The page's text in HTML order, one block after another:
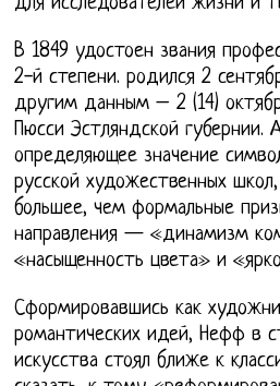
В 1849 удостоен звания
2-й степени. родился 2
другим данным – 2 (14)
Пюсси Эстляндской губернии.
определяющее значение
русской художественных
большее, чем формальные
направления — «динамизм
«насыщенность цвета» и
Сформировавшись как
романтических идей, Нефф в
искусства стоял ближе к